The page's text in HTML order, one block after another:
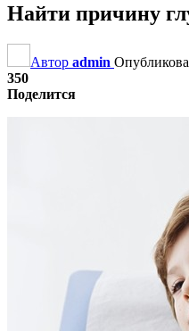
Найти причину
Автор admin
350
Поделится